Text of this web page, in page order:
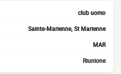
club uomo
Sainte-Marienne, St Marienne
MAR
Riunione